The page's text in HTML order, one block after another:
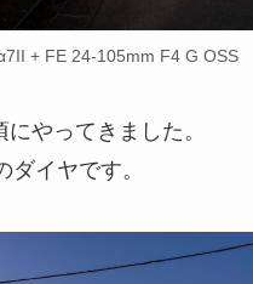
+ FE 24-105mm F4 G OSS
やってきました。
ダイヤです。